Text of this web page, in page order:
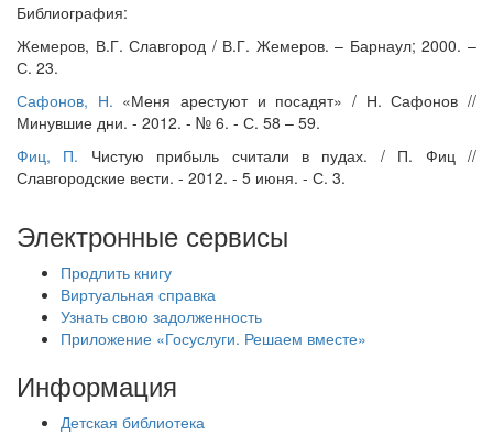
Библиография:
Жемеров, В.Г. Славгород / В.Г. Жемеров. – Барнаул; 2000. –
С. 23.
Сафонов, Н. «Меня арестуют и посадят» / Н. Сафонов //
Минувшие дни. - 2012. - № 6. - С. 58 – 59.
Фиц, П. Чистую прибыль считали в пудах. / П. Фиц //
Славгородские вести. - 2012. - 5 июня. - С. 3.
Электронные сервисы
Продлить книгу
Виртуальная справка
Узнать свою задолженность
Приложение «Госуслуги. Решаем вместе»
Информация
Детская библиотека